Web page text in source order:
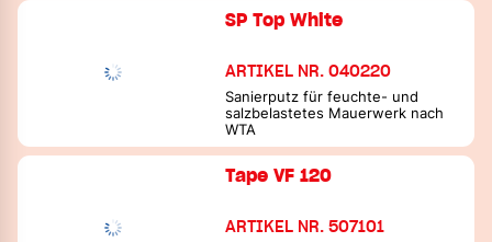
SP Top White
ARTIKEL NR. 040220
Sanierputz für feuchte- und
salzbelastetes Mauerwerk nach
WTA
Tape VF 120
ARTIKEL NR. 507101